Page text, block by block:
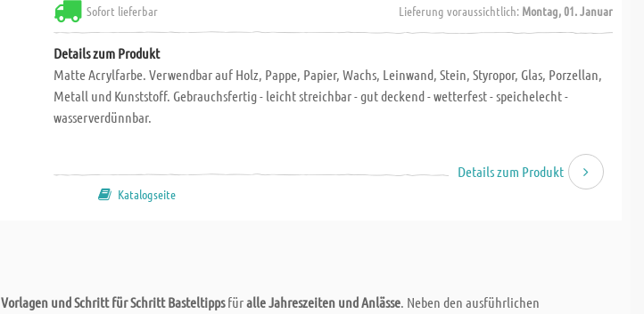
Sofort lieferbar Lieferung voraussichtlich: Montag, 01. Januar
Details zum Produkt
Matte Acrylfarbe. Verwendbar auf Holz, Pappe, Papier, Wachs, Leinwand, Stein, Styropor, Glas, Porzellan,
Metall und Kunststoff. Gebrauchsfertig - leicht streichbar - gut deckend - wetterfest - speichelecht -
wasserverdünnbar.
Details zum Produkt
Katalogseite
Vorlagen und Schritt für Schritt Basteltippsfüralle Jahreszeiten und Anlässe. Neben den ausführlichen